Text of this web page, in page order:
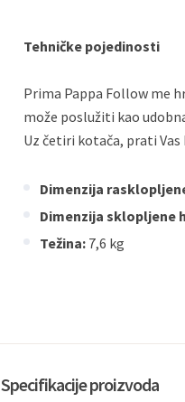
Tehničke pojedinosti
Prima Pappa Follow me
može poslužiti kao
Uz četiri kotača, prati Vas
Dimenzija
Dimenzija sklopljene
Težina: 7,6 kg
Specifikacije proizvoda